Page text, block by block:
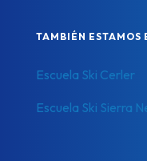
TAMBIÉN ESTAMOS
Escuela Ski Cerler
Escuela Ski Sierra